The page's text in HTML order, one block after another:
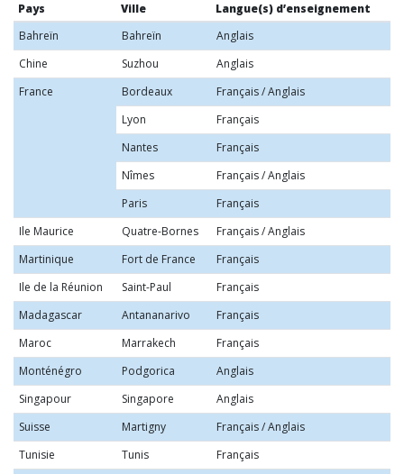
Pays Ville
Langue(s) d’enseignement
Bahreïn
Bahreïn
Anglais
Chine
Suzhou
Anglais
France
Bordeaux
Français / Anglais
Lyon
Français
Nantes
Français
Nîmes
Français / Anglais
Paris
Français
Ile Maurice
Quatre-Bornes
Français / Anglais
Martinique
Fort de France
Français
Ile de la Réunion
Saint-Paul
Français
Madagascar
Antananarivo
Français
Maroc
Marrakech
Français
Monténégro
Podgorica
Anglais
Singapour
Singapore
Anglais
Suisse
Martigny
Français / Anglais
Tunisie
Tunis
Français